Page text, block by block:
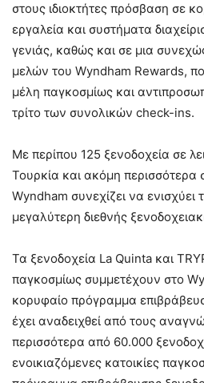
στους ιδιοκτήτες πρόσβαση σε
εργαλεία και συστήματα
γενιάς, καθώς και σε μια
μελών του Wyndham Rewards,
μέλη παγκοσμίως και
τρίτο των συνολικών check-ins.
Με περίπου 125 ξενοδοχεία σε
Τουρκία και ακόμη περισσότερα
Wyndham συνεχίζει να ενισχύει
μεγαλύτερη διεθνής
Τα ξενοδοχεία La Quinta και
παγκοσμίως συμμετέχουν στο
κορυφαίο πρόγραμμα
έχει αναδειχθεί από τους
περισσότερα από 60.000
ενοικιαζόμενες κατοικίες